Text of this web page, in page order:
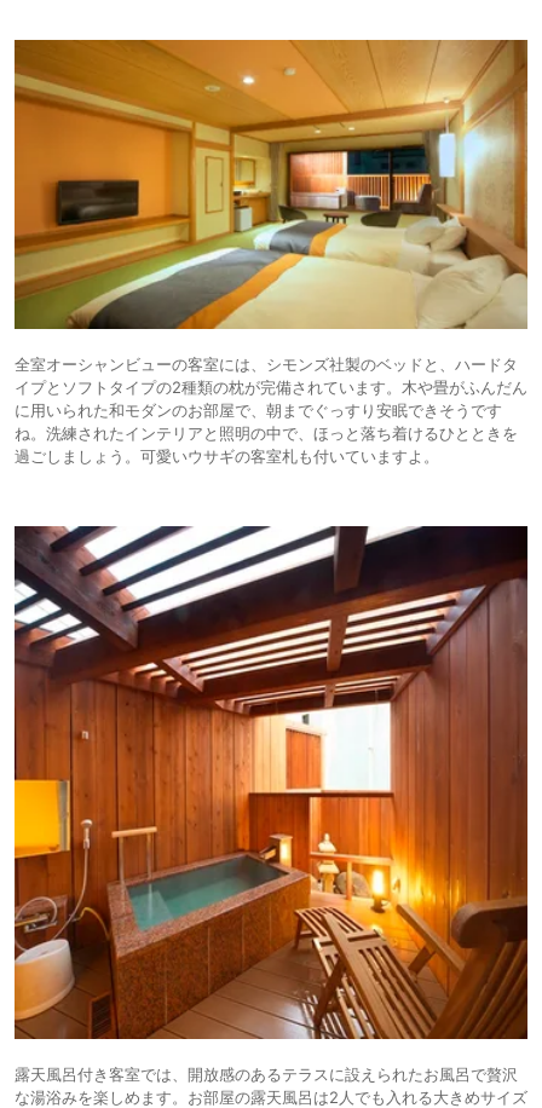
全室オーシャンビューの客室には、シモンズ社製のベッドと、ハードタ
イプとソフトタイプの2種類の枕が完備されています。木や畳がふんだん
に用いられた和モダンのお部屋で、朝までぐっすり安眠できそうです
ね。洗練されたインテリアと照明の中で、ほっと落ち着けるひとときを
過ごしましょう。可愛いウサギの客室札も付いていますよ。
露天風呂付き客室では、開放感のあるテラスに設えられたお風呂で贅沢
な湯浴みを楽しめます。お部屋の露天風呂は2人でも入れる大きめサイズ